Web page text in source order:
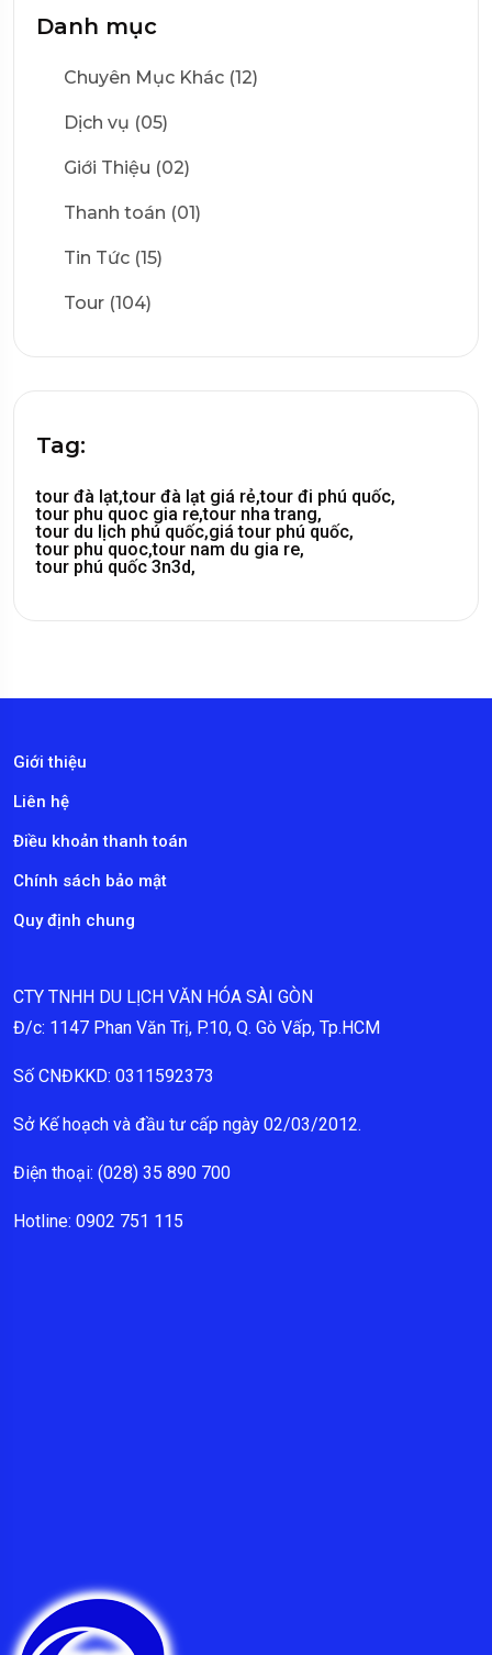
Danh mục
Chuyên Mục Khác (12)
Dịch vụ (05)
Giới Thiệu (02)
Thanh toán (01)
Tin Tức (15)
Tour (104)
Tag:
tour đà lạt,tour đà lạt giá rẻ,tour đi phú quốc,
tour phu quoc gia re,tour nha trang,
tour du lịch phú quốc,giá tour phú quốc,
tour phu quoc,tour nam du gia re,
tour phú quốc 3n3d,
Giới thiệu
Liên hệ
Điều khoản thanh toán
Chính sách bảo mật
Quy định chung
CTY TNHH DU LỊCH VĂN HÓA SÀI GÒN
Đ/c: 1147 Phan Văn Trị, P.10, Q. Gò Vấp, Tp.HCM
Số CNĐKKD: 0311592373
Sở Kế hoạch và đầu tư cấp ngày 02/03/2012.
Điện thoại: (028) 35 890 700
Hotline: 0902 751 115